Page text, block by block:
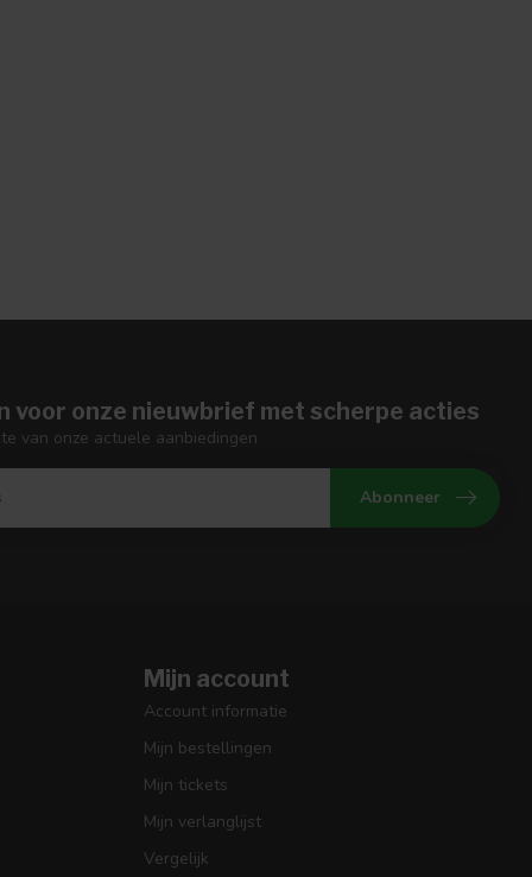
voor onze nieuwbrief met scherpe acties
van onze actuele aanbiedingen
Abonneer
Mijn account
Account informatie
Mijn bestellingen
Mijn tickets
Mijn verlanglijst
Vergelijk